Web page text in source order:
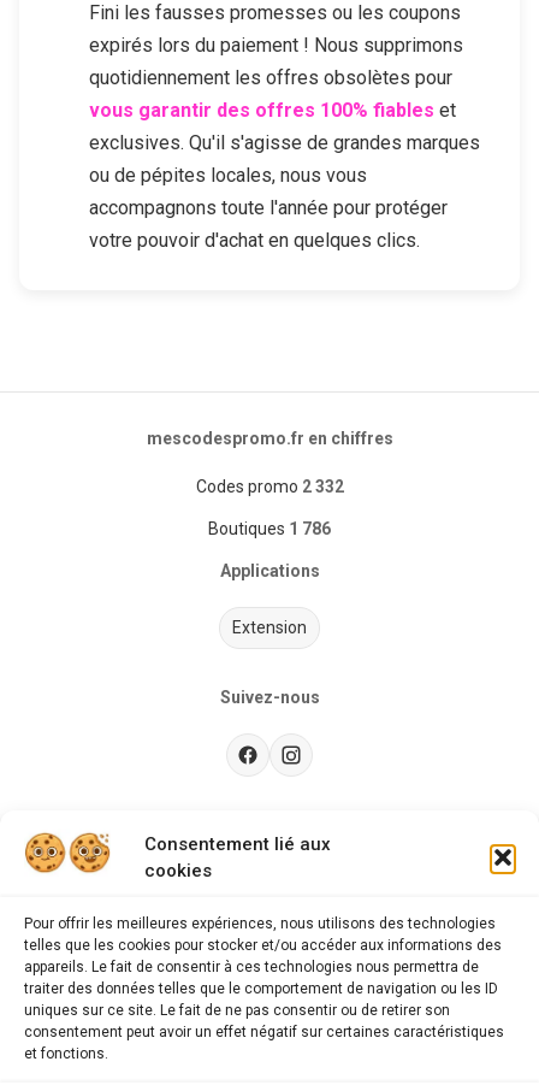
Consentement lié aux
cookies
Pour offrir les meilleures expériences, nous utilisons des technologies
telles que les cookies pour stocker et/ou accéder aux informations des
appareils. Le fait de consentir à ces technologies nous permettra de
traiter des données telles que le comportement de navigation ou les ID
uniques sur ce site. Le fait de ne pas consentir ou de retirer son
consentement peut avoir un effet négatif sur certaines caractéristiques
et fonctions.
Fini les fausses promesses ou les coupons
expirés lors du paiement ! Nous supprimons
quotidiennement les offres obsolètes pour
vous garantir des offres 100% fiables et
exclusives. Qu'il s'agisse de grandes marques
ou de pépites locales, nous vous
accompagnons toute l'année pour protéger
votre pouvoir d'achat en quelques clics.
mescodespromo.fr en chiffres
Codes promo 2 332
Boutiques 1 786
Applications
Extension
Suivez-nous
FAQ
Mentions légales
Politique de confidentialité